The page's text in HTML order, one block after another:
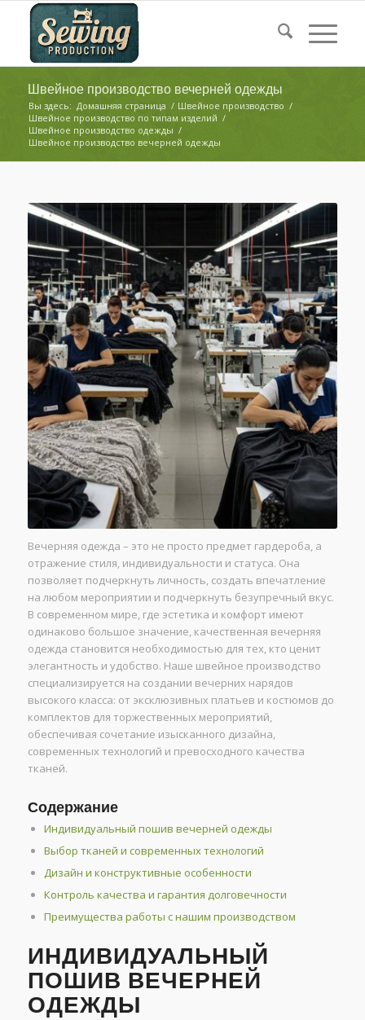
Швейное производство вечерней одежды
Вы здесь: Домашняя страница / Швейное производство /
Швейное производство по типам изделий /
Швейное производство одежды /
Швейное производство вечерней одежды
Вечерняя одежда – это не просто предмет гардероба, а
отражение стиля, индивидуальности и статуса. Она
позволяет подчеркнуть личность, создать впечатление
на любом мероприятии и подчеркнуть безупречный вкус.
В современном мире, где эстетика и комфорт имеют
одинаково большое значение, качественная вечерняя
одежда становится необходимостью для тех, кто ценит
элегантность и удобство. Наше швейное производство
специализируется на создании вечерних нарядов
высокого класса: от эксклюзивных платьев и костюмов до
комплектов для торжественных мероприятий,
обеспечивая сочетание изысканного дизайна,
современных технологий и превосходного качества
тканей.
Содержание
Индивидуальный пошив вечерней одежды
Выбор тканей и современных технологий
Дизайн и конструктивные особенности
Контроль качества и гарантия долговечности
Преимущества работы с нашим производством
ИНДИВИДУАЛЬНЫЙ
ПОШИВ ВЕЧЕРНЕЙ
ОДЕЖДЫ